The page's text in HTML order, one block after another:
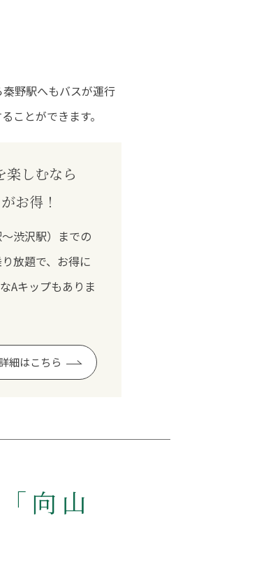
野駅へもバスが運行
ことができます。
楽しむなら
お得！
渋沢駅）までの
放題で、お得に
Aキップもありま
細はこちら
向山